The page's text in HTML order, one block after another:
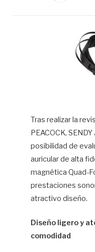
Tras realizar la
PEACOCK,
posibilidad de
auricular de alta
magnética Quad-
prestaciones
atractivo diseño.
Diseño ligero y
comodidad